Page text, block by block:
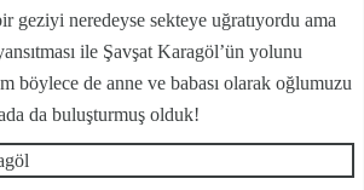
geziyi neredeyse sekteye uğratıyordu ama
ile Şavşat Karagöl’ün yolunu
böylece de anne ve babası olarak oğlumuzu
da buluşturmuş olduk!